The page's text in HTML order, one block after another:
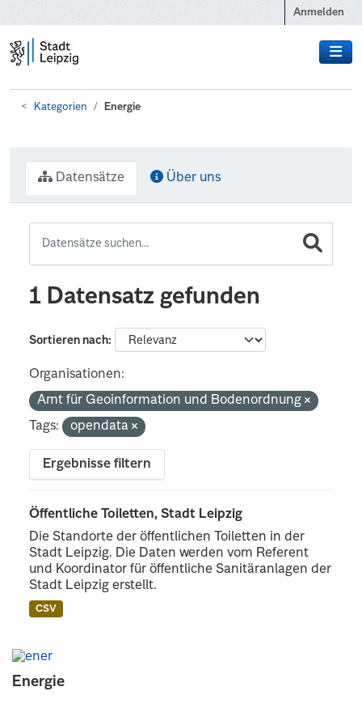
Anmelden
Kategorien Energie
Energie
Datensätze Über uns
1 Datensatz gefunden
Sortieren nach
Organisationen:
Amt für Geoinformation und Bodenordnung
Tags:
opendata
Ergebnisse filtern
Öffentliche Toiletten, Stadt Leipzig
Die Standorte der öffentlichen Toiletten in der
Stadt Leipzig. Die Daten werden vom Referent
und Koordinator für öffentliche Sanitäranlagen der
Stadt Leipzig erstellt.
CSV